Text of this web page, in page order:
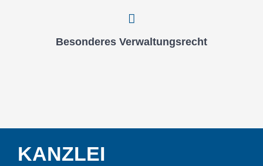
Beson­de­res Ver­wal­tungs­recht
KANZ­LEI